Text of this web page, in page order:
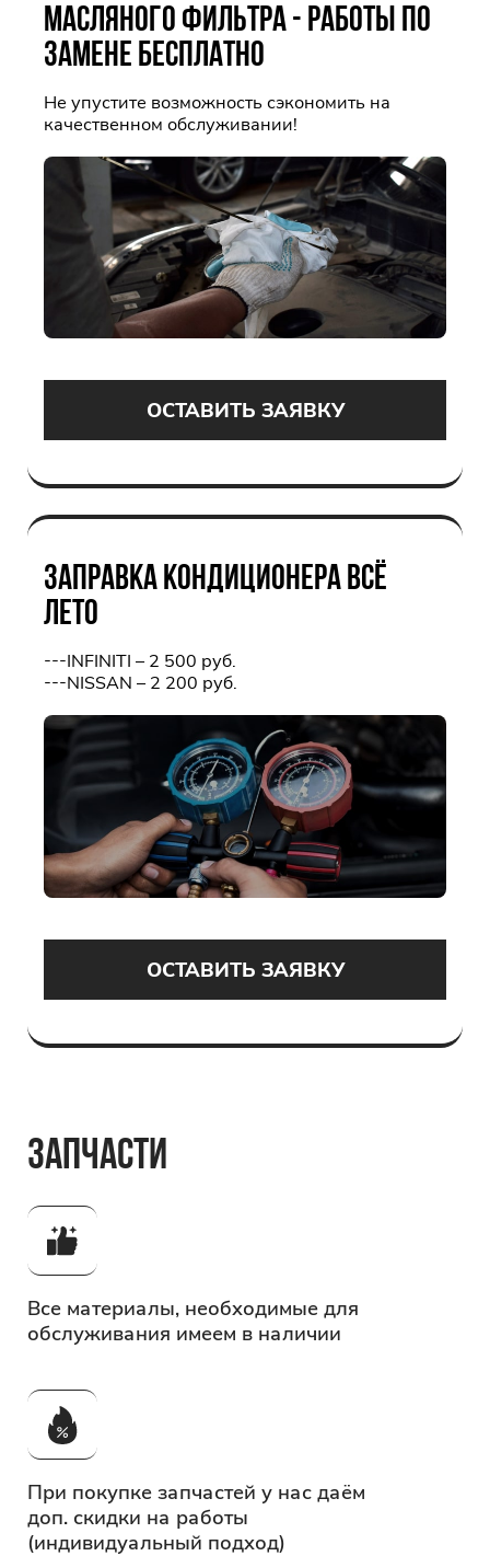
МАСЛЯНОГО ФИЛЬТРА - РАБОТЫ ПО
ЗАМЕНЕ БЕСПЛАТНО
Не упустите возможность сэкономить на
качественном обслуживании!
ОСТАВИТЬ ЗАЯВКУ
ЗАПРАВКА КОНДИЦИОНЕРА ВСЁ
ЛЕТО
---INFINITI – 2 500 руб.
---NISSAN – 2 200 руб.
ОСТАВИТЬ ЗАЯВКУ
ЗАПЧАСТИ
Все материалы, необходимые для
обслуживания имеем в наличии
При покупке запчастей у нас даём
доп. скидки на работы
(индивидуальный подход)